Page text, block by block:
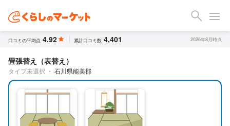
口コミの平均点 4.92 累計口コミ数 4,401 2026年8月時点
畳張替え（表替え）
タイプ未選択 ・ 石川県能美郡